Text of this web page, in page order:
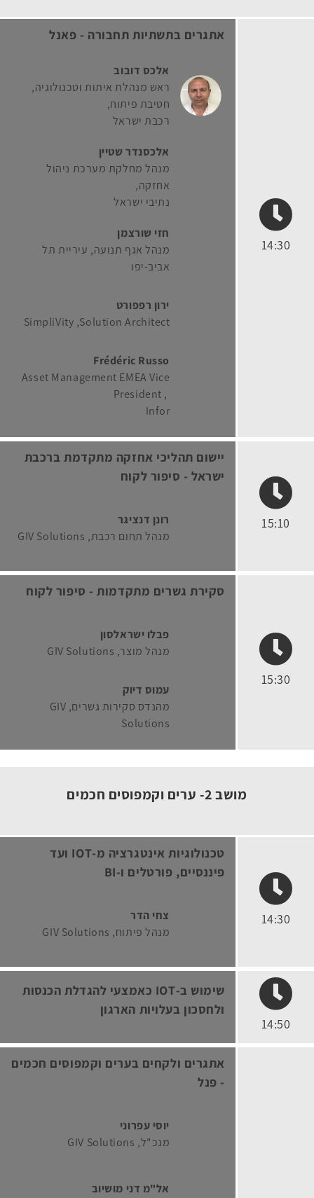
14:30
אתגרים בתשתיות תחבורה - פאנל
אלכס דובוב
ראש מנהלת איתות וטכנולוגיה,
חטיבת פיתוח
רכבת ישראל
אלכסנדר שטיין
מנהל מחלקת מערכת ניהול
אחזקה
נתיבי ישראל
חזי שורצמן
מנהל אגף תנועה עיריית תל
אביב-יפו
ירון רפפורט
Solution Architect
SimpliVity
Frédéric Russo
Asset Management EMEA Vice
President
Infor
15:10
יישום תהליכי אחזקה מתקדמת ברכבת
ישראל - סיפור לקוח
רונן דנציגר
מנהל תחום רכבת GIV Solutions
15:30
סקירת גשרים מתקדמות - סיפור לקוח
פבלו ישראלסון
מנהל מוצר GIV Solutions
עמוס דיוק
מהנדס סקירות גשרים GIV
Solutions
מושב 2- ערים וקמפוסים חכמים
14:30
טכנולוגיות אינטגרציה מ-IOT ועד
פיננסיים, פורטלים ו-BI
צחי הדר
מנהל פיתוח GIV Solutions
14:50
שימוש ב-IOT כאמצעי להגדלת הכנסות
ולחסכון בעלויות הארגון
אתגרים ולקחים בערים וקמפוסים חכמים
- פנל
יוסי עפרוני
מנכ"ל GIV Solutions
אל"מ דני מושיוב